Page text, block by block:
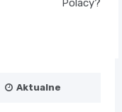
Polacy?
Aktualne